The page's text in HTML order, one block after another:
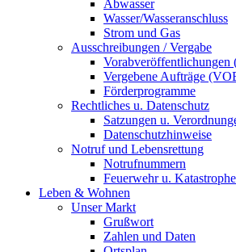
Abwasser
Wasser/Wasseranschluss
Strom und Gas
Ausschreibungen / Vergabe
Vergebene Aufträge
Förderprogramme
Rechtliches u. Datenschutz
Satzungen u.
Datenschutzhinweise
Notruf und Lebensrettung
Notrufnummern
Feuerwehr u.
Leben & Wohnen
Unser Markt
Grußwort
Zahlen und Daten